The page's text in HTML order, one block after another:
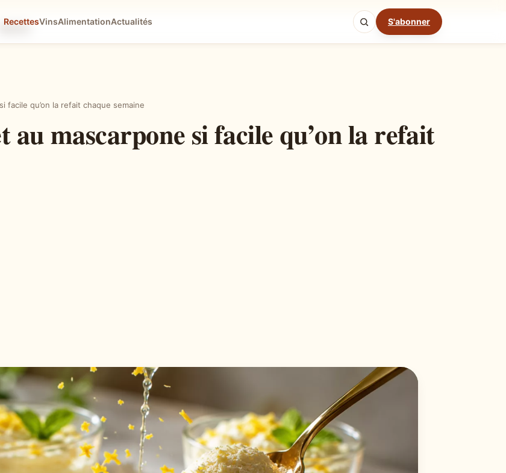
RecettesVinsAlimentationActualités S'abonner
Astuces Mode cuisine
facile qu’on la refait chaque semaine
au mascarpone si facile qu’on la refait